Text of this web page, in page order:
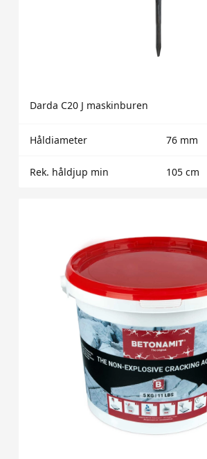
Darda C20 J maskinburen
Håldiameter 76 mm
Rek. håldjup min 105 cm